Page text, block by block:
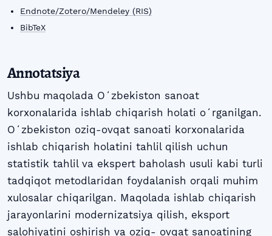
Endnote/Zotero/Mendeley (RIS)
BibTeX
Annotatsiya
Ushbu maqolada Oʻzbekiston sanoat
korxonalarida ishlab chiqarish holati oʻrganilgan.
Oʻzbekiston oziq-ovqat sanoati korxonalarida
ishlab chiqarish holatini tahlil qilish uchun
statistik tahlil va ekspert baholash usuli kabi turli
tadqiqot metodlaridan foydalanish orqali muhim
xulosalar chiqarilgan. Maqolada ishlab chiqarish
jarayonlarini modernizatsiya qilish, eksport
salohiyatini oshirish va oziq- ovqat sanoatining